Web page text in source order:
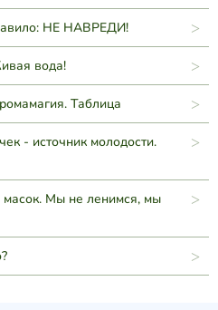
НЕ НАВРЕДИ!
вода!
Таблица
- источник молодости.
Мы не ленимся, мы